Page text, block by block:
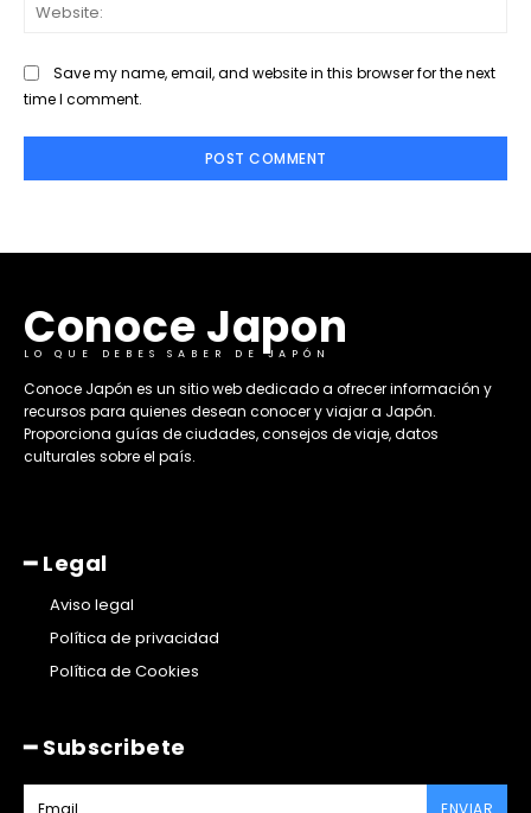
Save my name, email, and website in this browser for the next
time I comment.
Conoce Japon
LO QUE DEBES SABER DE JAPÓN
​Conoce Japón es un sitio web dedicado a ofrecer información y
recursos para quienes desean conocer y viajar a Japón.
Proporciona guías de ciudades, consejos de viaje, datos
culturales sobre el país. ​
━ Legal
Aviso legal
Política de privacidad
Política de Cookies
━ Subscribete